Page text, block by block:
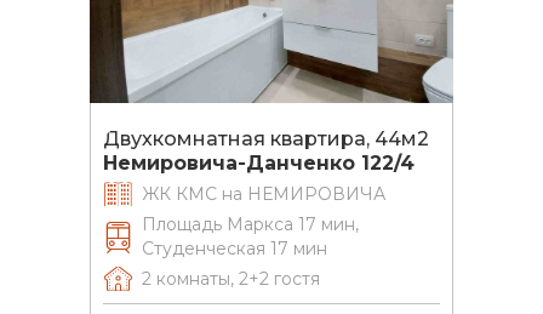
Двухкомнатная квартира, 44м2
Немировича-Данченко 122/4
ЖК КМС на НЕМИРОВИЧА
Площадь Маркса 17 мин,
Студенческая 17 мин
2 комнаты, 2+2 гостя